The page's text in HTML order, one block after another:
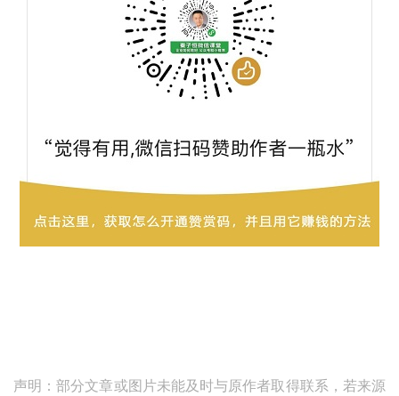
声明：部分文章或图片未能及时与原作者取得联系，若来源